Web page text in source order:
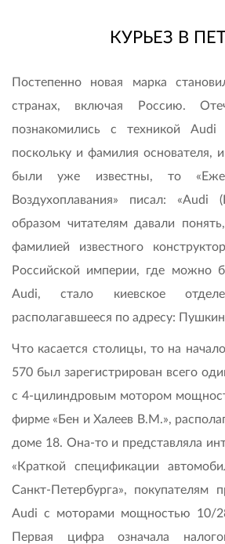
КУРЬЕЗ В
Постепенно новая марка
странах, включая Россию.
познакомились с техникой
поскольку и фамилия
были уже известны, то
Воздухоплавания» писал: «Audi
образом читателям давали
фамилией известного
Российской империи, где можно
Audi, стало киевское
располагавшееся по адресу:
Что касается столицы, то на
570 был зарегистрирован всего
с 4-цилиндровым мотором
фирме «Бен и Халеев В.М.»,
доме 18. Она-то и представляла
«Краткой спецификации
Санкт-Петербурга», покупателям
Audi с моторами мощностью 10/
Первая цифра означала